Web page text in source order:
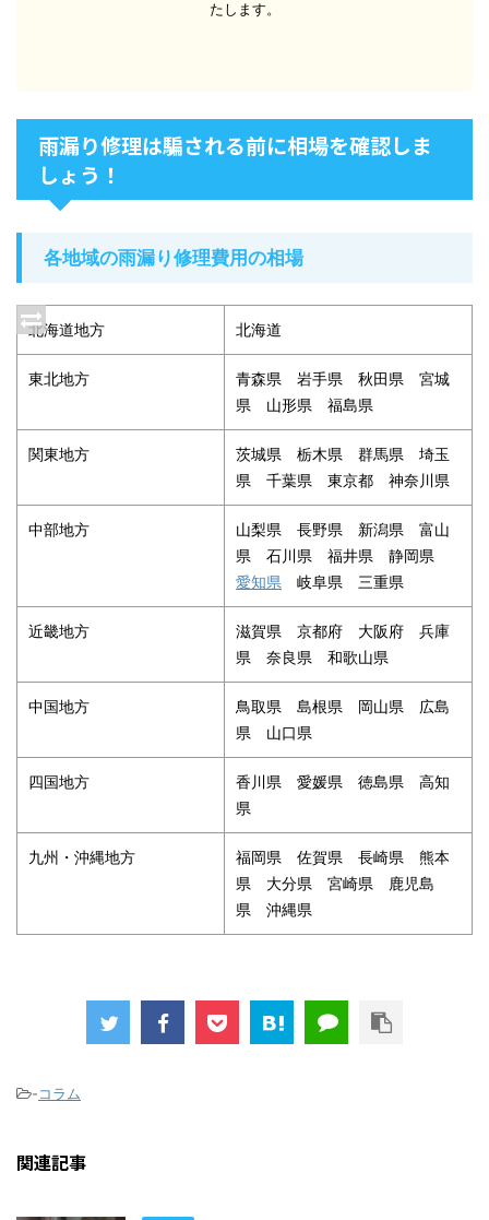
たします。
雨漏り修理は騙される前に相場を確認しま
しょう！
各地域の雨漏り修理費用の相場
北海道地方 北海道
東北地方
青森県 岩手県 秋田県 宮城
県 山形県 福島県
関東地方
茨城県 栃木県 群馬県 埼玉
県 千葉県 東京都 神奈川県
中部地方
山梨県 長野県 新潟県 富山
県 石川県 福井県 静岡県
愛知県 岐阜県 三重県
近畿地方
滋賀県 京都府 大阪府 兵庫
県 奈良県 和歌山県
中国地方
鳥取県 島根県 岡山県 広島
県 山口県
四国地方
香川県 愛媛県 徳島県 高知
県
九州・沖縄地方
福岡県 佐賀県 長崎県 熊本
県 大分県 宮崎県 鹿児島
県 沖縄県
-コラム
関連記事